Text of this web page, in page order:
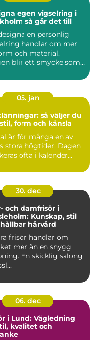
egen vigselring i
stockholm så går det till
en personlig
handlar om mer
och material.
blir ett smycke som
05. jan
så väljer du
form och känsla
är för många en av
stora högtider. Dagen
ofta i kalender...
30. dec
och damfrisör i
Kunskap, stil
hårvård
frisör handlar om
mer än en snygg
En skicklig salong
06. dec
i Lund: Vägledning
kvalitet och